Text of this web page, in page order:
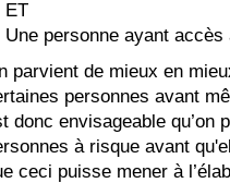
ET
Une personne ayant accès
parvient de mieux en
personnes avant
donc envisageable qu’on
à risque avant
ceci puisse mener à